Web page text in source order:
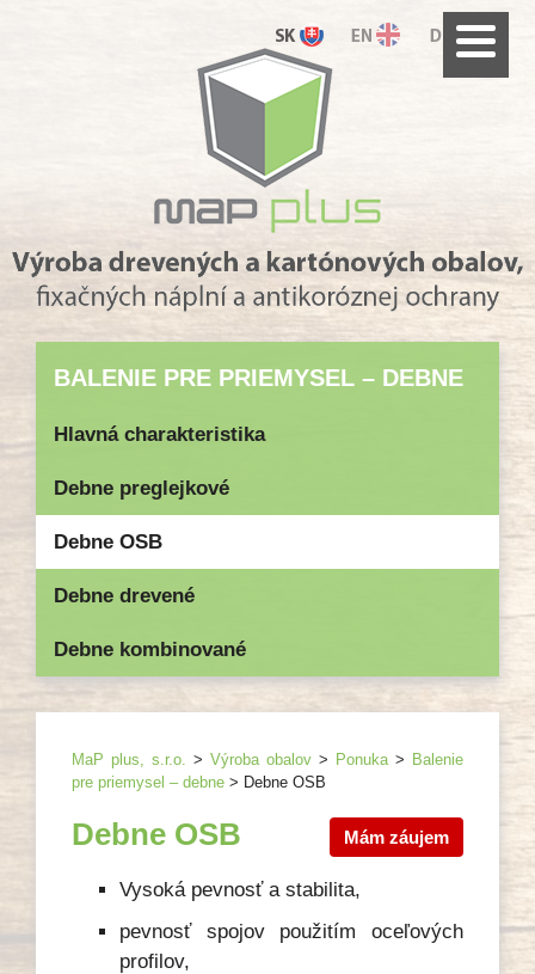
BALENIE PRE PRIEMYSEL – DEBNE
Hlavná charakteristika
Debne preglejkové
Debne OSB
Debne drevené
Debne kombinované
MaP plus, s.r.o. > Výroba obalov > Ponuka > Balenie
pre priemysel – debne > Debne OSB
Mám záujem
Debne OSB
Vysoká pevnosť a stabilita,
pevnosť spojov použitím oceľových
profilov,